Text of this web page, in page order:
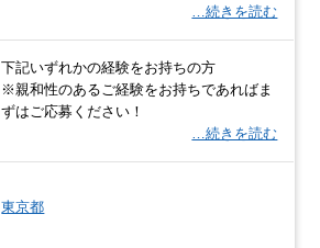
…続きを読む
下記いずれかの経験をお持ちの方
※親和性のあるご経験をお持ちであればま
ずはご応募ください！
…続きを読む
東京都